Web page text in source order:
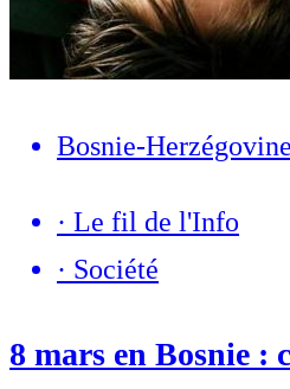
Bosnie-Herzégovine
· Le fil de l'Info
· Société
8 mars en Bosnie :